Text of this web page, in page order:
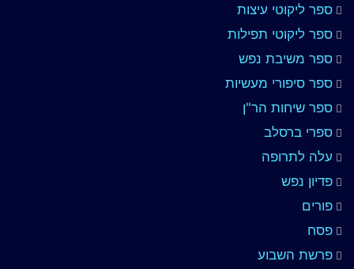
ספר ליקוטי עיצות
ספר ליקוטי תפילות
ספר משיבת נפש
ספר סיפורי מעשיות
ספר שיחות הר"ן
ספרי ברסלב
עלה לתרופה
פדיון נפש
פורים
פסח
פרשת השבוע